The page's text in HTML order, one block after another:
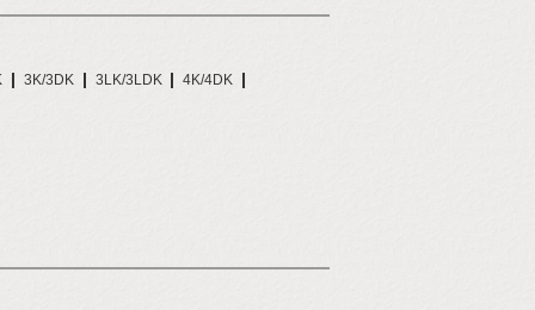
3K/3DK 3LK/3LDK 4K/4DK